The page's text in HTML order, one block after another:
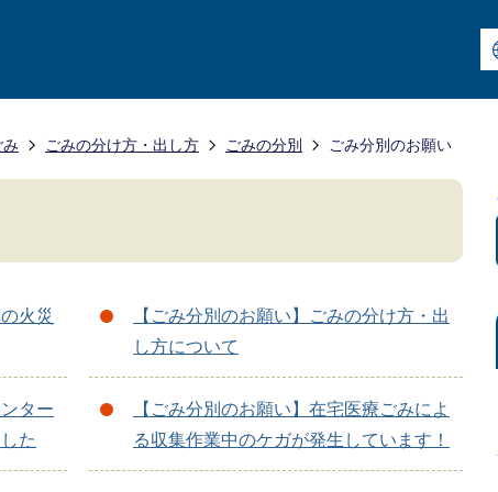
み ごみの分け方・出し方 ごみの分別 ごみ分別のお願い
火災
【ごみ分別のお願い】ごみの分け方・出
し方について
ター
た
【ごみ分別のお願い】在宅医療ごみによ
る収集作業中のケガが発生しています！